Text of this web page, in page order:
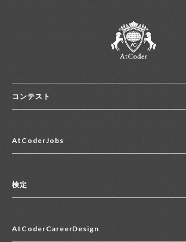
コンテスト
コンテスト一覧
便利リンク集
AtCoderJobs
2027年新卒採用求人一覧
中途採用求人一覧
検定
マイページ
AtCoderCareerDesign